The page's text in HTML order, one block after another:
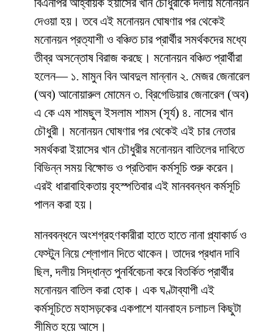
বিএনপির আহ্বায়ক ইয়াসের খান চৌধুরীকে দলীয় মনোনয়ন
দেওয়া হয়। তবে এই মনোনয়ন ঘোষণার পর থেকেই
মনোনয়ন প্রত্যাশী ও বঞ্চিত চার প্রার্থীর সমর্থকদের মধ্যে
তীব্র অসন্তোষ বিরাজ করছে। মনোনয়ন বঞ্চিত প্রার্থীরা
হলেন— ১. মামুন বিন আবদুল মান্নান ২. মেজর জেনারেল
(অব) আনোয়ারুল মোমেন ৩. ব্রিগেডিয়ার জেনারেল (অব)
এ কে এম শামছুল ইসলাম শামস (সূর্য) ৪. নাসের খান
চৌধুরী। মনোনয়ন ঘোষণার পর থেকেই এই চার নেতার
সমর্থকরা ইয়াসের খান চৌধুরীর মনোনয়ন বাতিলের দাবিতে
বিভিন্ন সময় বিক্ষোভ ও প্রতিবাদ কর্মসূচি শুরু করেন।
এরই ধারাবাহিকতায় বৃহস্পতিবার এই মানববন্ধন কর্মসূচি
পালন করা হয়।
মানববন্ধনে অংশগ্রহণকারীরা হাতে হাতে নানা প্ল্যাকার্ড ও
ফেস্টুন নিয়ে শ্লোগান দিতে থাকেন। তাদের প্রধান দাবি
ছিল, দলীয় সিদ্ধান্ত পুনর্বিবেচনা করে বিতর্কিত প্রার্থীর
মনোনয়ন বাতিল করা হোক। এক ঘণ্টাব্যাপী এই
কর্মসূচিতে মহাসড়কের একপাশে যানবাহন চলাচল কিছুটা
সীমিত হয়ে আসে।